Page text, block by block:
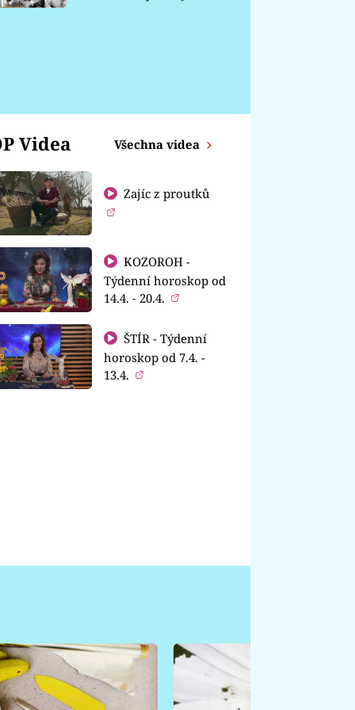
Videa Všechna videa
Zajíc z proutků
KOZOROH -
Týdenní horoskop od
14.4. - 20.4.
ŠTÍR - Týdenní
horoskop od 7.4. -
13.4.